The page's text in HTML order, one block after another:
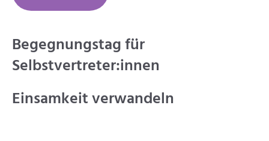
Begegnungstag für
Selbstvertreter:innen
Einsamkeit verwandeln